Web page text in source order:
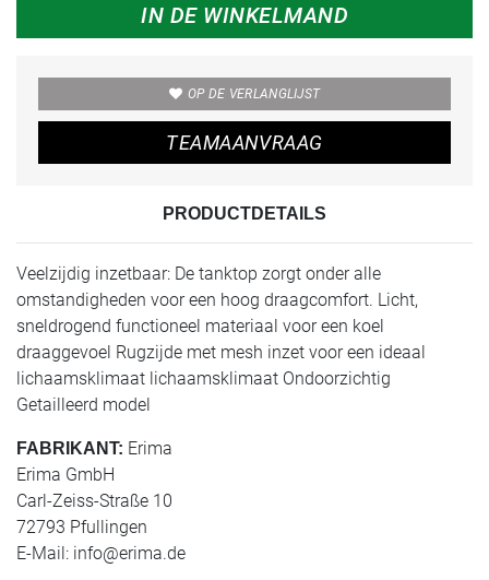
IN DE WINKELMAND
OP DE VERLANGLIJST
TEAMAANVRAAG
PRODUCTDETAILS
Veelzijdig inzetbaar: De tanktop zorgt onder alle
omstandigheden voor een hoog draagcomfort. Licht,
sneldrogend functioneel materiaal voor een koel
draaggevoel Rugzijde met mesh inzet voor een ideaal
lichaamsklimaat lichaamsklimaat Ondoorzichtig
Getailleerd model
FABRIKANT: Erima
Erima GmbH
Carl-Zeiss-Straße 10
72793 Pfullingen
E-Mail: info@erima.de